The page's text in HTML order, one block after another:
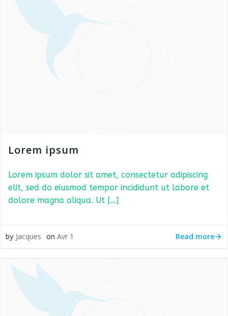
Lorem ipsum
Lorem ipsum dolor sit amet, consectetur adipiscing
elit, sed do eiusmod tempor incididunt ut labore et
dolore magna aliqua. Ut […]
by Jacques on Avr 1 Read more